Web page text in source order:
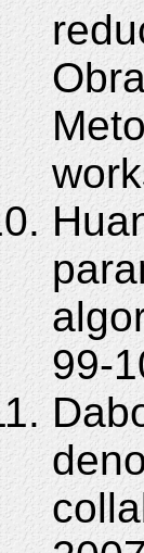
99-